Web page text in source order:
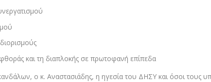
και τη διαπλοκής σε πρωτοφανή επίπεδα
ο κ. Αναστασιάδης, η ηγεσία του ΔΗΣΥ και όσοι τους